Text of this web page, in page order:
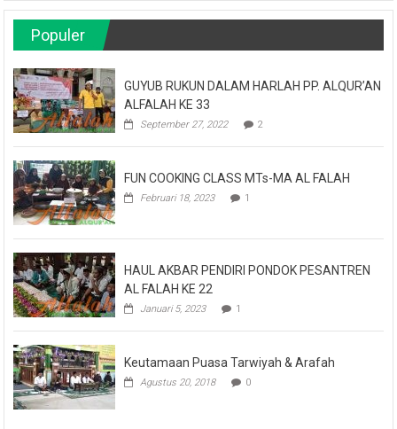
Populer
GUYUB RUKUN DALAM HARLAH PP. ALQUR’AN
ALFALAH KE 33
September 27, 2022 2
FUN COOKING CLASS MTs-MA AL FALAH
Februari 18, 2023 1
HAUL AKBAR PENDIRI PONDOK PESANTREN
AL FALAH KE 22
Januari 5, 2023 1
Keutamaan Puasa Tarwiyah & Arafah
Agustus 20, 2018 0